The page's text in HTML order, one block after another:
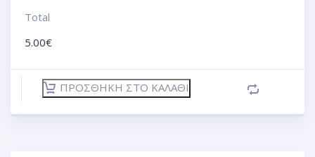
Total
5.00€
ΠΡΟΣΘΉΚΗ ΣΤΟ ΚΑΛΆΘΙ